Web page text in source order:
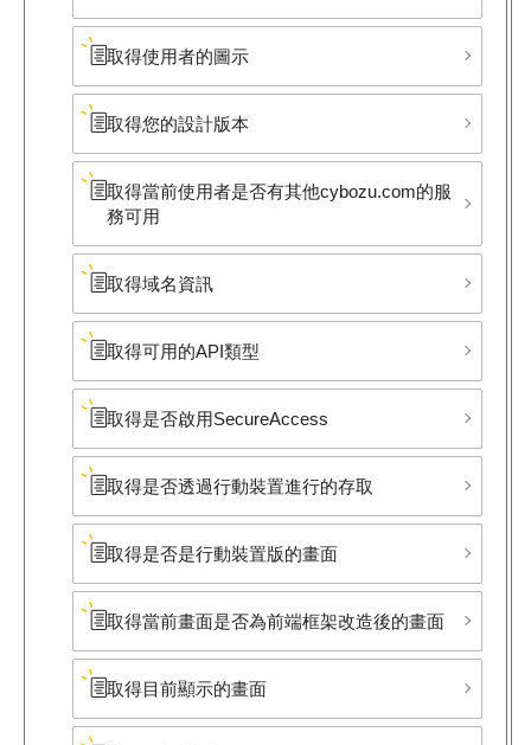
取得使用者的圖示
取得您的設計版本
取得當前使用者是否有其他cybozu.com的服
務可用
取得域名資訊
取得可用的API類型
取得是否啟用SecureAccess
取得是否透過行動裝置進行的存取
取得是否是行動裝置版的畫面
取得當前畫面是否為前端框架改造後的畫面
取得目前顯示的畫面